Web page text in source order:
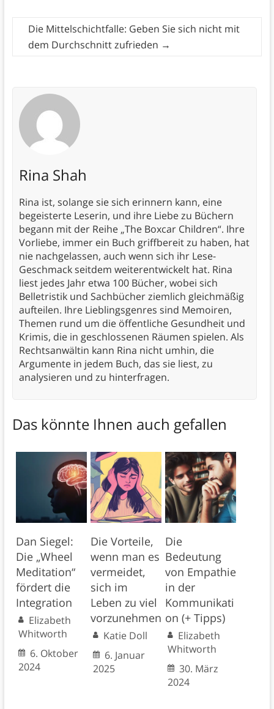
Die Mittelschichtfalle: Geben Sie sich nicht mit
dem Durchschnitt zufrieden →
Rina Shah
Rina ist, solange sie sich erinnern kann, eine
begeisterte Leserin, und ihre Liebe zu Büchern
begann mit der Reihe „The Boxcar Children“. Ihre
Vorliebe, immer ein Buch griffbereit zu haben, hat
nie nachgelassen, auch wenn sich ihr Lese-
Geschmack seitdem weiterentwickelt hat. Rina
liest jedes Jahr etwa 100 Bücher, wobei sich
Belletristik und Sachbücher ziemlich gleichmäßig
aufteilen. Ihre Lieblingsgenres sind Memoiren,
Themen rund um die öffentliche Gesundheit und
Krimis, die in geschlossenen Räumen spielen. Als
Rechtsanwältin kann Rina nicht umhin, die
Argumente in jedem Buch, das sie liest, zu
analysieren und zu hinterfragen.
Das könnte Ihnen auch gefallen
Dan Siegel:
Die „Wheel
Meditation“
fördert die
Integration
Elizabeth
Whitworth
6. Oktober
2024
Die Vorteile,
wenn man es
vermeidet,
sich im
Leben zu viel
vorzunehmen
Katie Doll
6. Januar
2025
Die
Bedeutung
von Empathie
in der
Kommunikati
on (+ Tipps)
Elizabeth
Whitworth
30. März
2024